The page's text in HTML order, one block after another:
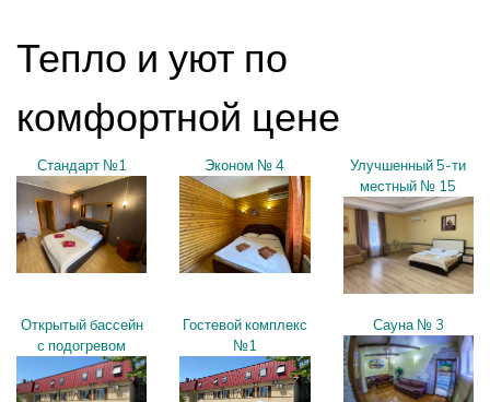
Тепло и уют по
комфортной цене
Стандарт №1 Эконом № 4
Улучшенный 5-ти
местный № 15
Открытый бассейн
с подогревом
Гостевой комплекс
№1
Сауна № 3